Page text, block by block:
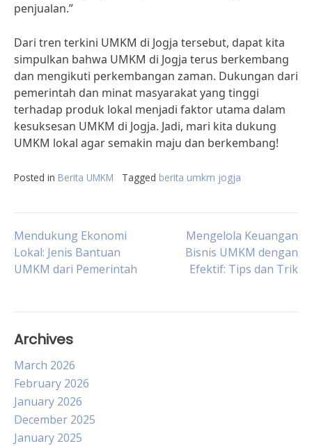
penjualan.”
Dari tren terkini UMKM di Jogja tersebut, dapat kita
simpulkan bahwa UMKM di Jogja terus berkembang
dan mengikuti perkembangan zaman. Dukungan dari
pemerintah dan minat masyarakat yang tinggi
terhadap produk lokal menjadi faktor utama dalam
kesuksesan UMKM di Jogja. Jadi, mari kita dukung
UMKM lokal agar semakin maju dan berkembang!
Posted in Berita UMKM Tagged berita umkm jogja
Post
navigation
Mendukung Ekonomi
Lokal: Jenis Bantuan
UMKM dari Pemerintah
Mengelola Keuangan
Bisnis UMKM dengan
Efektif: Tips dan Trik
Archives
March 2026
February 2026
January 2026
December 2025
January 2025